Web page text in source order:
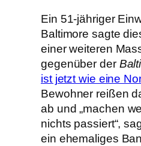
Ein 51-jähriger
Baltimore sagte
einer weiteren
gegenüber der
ist jetzt wie eine
Bewohner reißen
ab und „machen
nichts passiert“,
ein ehemaliges